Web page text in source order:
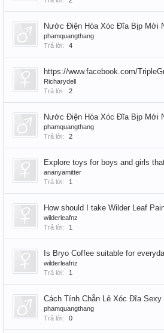
Nước Điện Hóa Xóc Đĩa Bịp Mới
phamquangthang
Trả lời:
4
https://www.facebook.com/
Richarydell
Trả lời:
2
Nước Điện Hóa Xóc Đĩa Bịp Mới
phamquangthang
Trả lời:
2
Explore toys for boys and girls
ananyamitter
Trả lời:
1
How should I take Wilder Leaf
wilderleafnz
Trả lời:
1
Is Bryo Coffee suitable for
wilderleafnz
Trả lời:
1
Cách Tính Chẵn Lẻ Xóc Đĩa Sexy
phamquangthang
Trả lời:
0